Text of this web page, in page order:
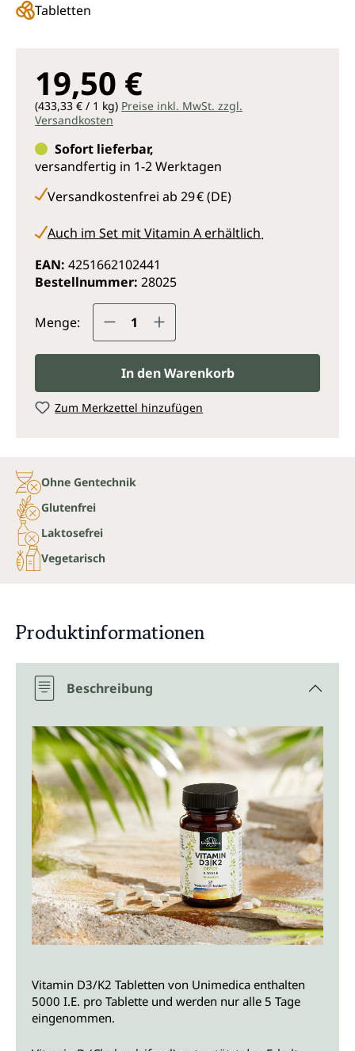
Tabletten
19,50 €
(433,33 € / 1 kg) Preise inkl. MwSt. zzgl.
Versandkosten
Sofort lieferbar,
versandfertig in 1-2 Werktagen
Versandkostenfrei ab 29 € (DE)
Auch im Set mit Vitamin A erhältlich.
EAN: 4251662102441
Bestellnummer: 28025
Menge: Produkt Anzahl: Gib den
In den Warenkorb
Zum Merkzettel hinzufügen
Ohne Gentechnik
Glutenfrei
Laktosefrei
Vegetarisch
Produktinformationen
Beschreibung
Vitamin D3/K2 Tabletten von Unimedica enthalten
5000 I.E. pro Tablette und werden nur alle 5 Tage
eingenommen.